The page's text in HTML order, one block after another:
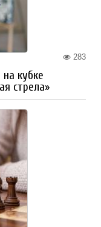
283
кубке
стрела»